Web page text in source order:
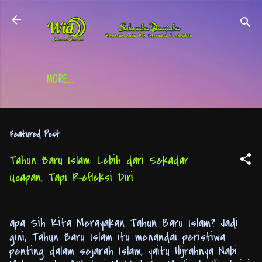
Skip to main content
MORE…
Featured Post
Tahun Baru Islam: Lebih dari Sekadar
Ucapan, Tapi Refleksi Diri
apa Sih Kita Merayakan Tahun Baru Islam? Jadi
gini, Tahun Baru Islam itu menandai peristiwa
penting dalam sejarah Islam, yaitu Hijrahnya Nabi